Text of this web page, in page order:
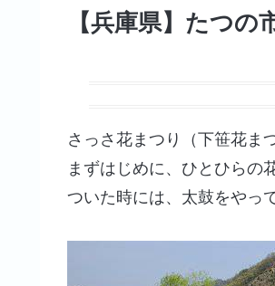
【兵庫県】たつの
さっさ花まつり（下笹花ま
まずはじめに、ひとひらの
ついた時には、太鼓をやっ